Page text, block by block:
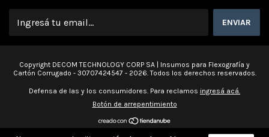
Copyright DECOM TECHNOLOGY CORP SA | Insumos para Flexografía y
Cartón Corrugado - 30707424547 - 2026. Todos los derechos reservados.
Defensa de las y los consumidores. Para reclamos ingresá acá.
Botón de arrepentimiento